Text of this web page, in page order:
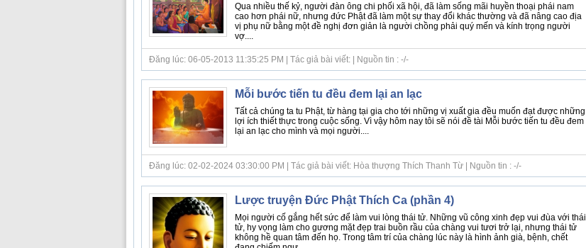
Qua nhiều thế kỷ, người đàn ông chi phối xã hội, đã làm sống mãi huyền thoại phái nam
cao hơn phái nữ, nhưng đức Phật đã làm một sự thay đổi khác thường và đã nâng cao địa
vị phụ nữ bằng một đề nghị đơn giản là người chồng phải quý mến và kính trọng người
vợ....
Đăng lúc: 06-05-2013 11:35:25 PM | Tác giả bài viết: | Nguồn tin : -/-
Mỗi bước tiến tu đều đem lại an lạc
Tất cả chúng ta tu Phật, từ hàng tại gia cho tới những vị xuất gia đều muốn đạt được những
lợi ích thiết thực trong cuộc sống. Vì vậy hôm nay tôi sẽ nói đề tài Mỗi bước tiến tu đều đem
lại an lạc cho mình và mọi người....
Đăng lúc: 02-02-2024 03:30:00 PM | Tác giả bài viết: Hòa thượng Thích Thanh Từ | Nguồn tin : -/-
Lược truyện Đức Phật Thích Ca (phần 4)
Mọi người cố gắng hết sức để làm vui lòng thái tử. Những vũ công xinh đẹp vui đùa với thái
tử, hy vọng làm cho gương mặt đẹp trai buồn rầu của chàng vui tươi trở lại, nhưng thái tử
không hề quan tâm đến họ. Trong tâm trí của chàng lúc này là hình ảnh già, bệnh, chết